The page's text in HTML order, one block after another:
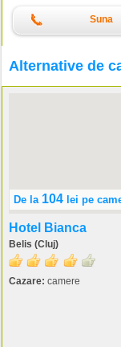
Suna
Alternative de
De la 104 lei pe
Hotel Bianca
Belis (Cluj)
Cazare: camere